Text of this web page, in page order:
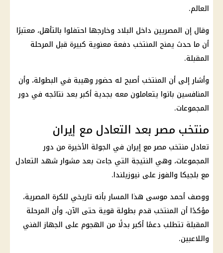
العالم.
وقال إن المصريين داخل البلاد وخارجها احتفلوا بالتأهل، معتبرًا
أن ما حدث يمنح المنتخب دفعة معنوية كبيرة قبل المرحلة
المقبلة.
وأشار إلى أن المنتخب أصبح له حضور وهيبة في البطولة، وأن
المنافسين باتوا يتعاملون معه بجدية أكبر بعد نتائجه في دور
المجموعات.
منتخب مصر بعد التعادل مع إيران
تعادل منتخب مصرمعإيران في الجولة الأخيرة من دور
المجموعات، وهي النتيجة التي جاءت بعد مشوار شهد التعادل
مع بلجيكا والفوز على نيوزيلندا.
ووصف أحمد موسى هذا المسار بأنه تاريخي للكرة المصرية،
مؤكدًا أن المنتخب قدم بطولة قوية حتى الآن، وأن المرحلة
المقبلة تتطلب دعمًا أكبر بدلًا من الهجوم على الجهاز الفني
واللاعبين.